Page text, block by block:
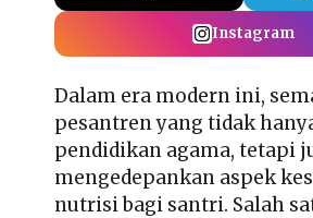
Instagram
Dalam era modern ini,
pesantren yang tidak
pendidikan agama, tetapi
mengedepankan aspek
nutrisi bagi santri. Salah